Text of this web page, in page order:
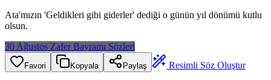
Ata'mızın 'Geldikleri gibi giderler' dediği o günün yıl dönümü kutlu
olsun.
30 Ağustos Zafer Bayramı Sözleri
Favori Kopyala Paylaş Resimli Söz Oluştur